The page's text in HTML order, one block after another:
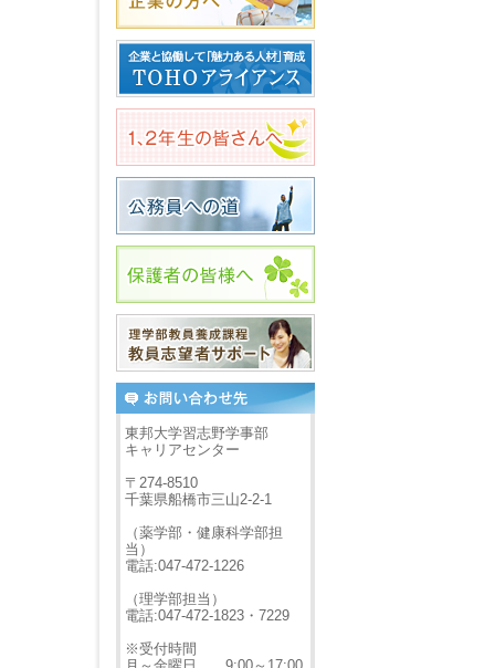
東邦大学習志野学事部
キャリアセンター
〒274-8510
千葉県船橋市三山2-2-1
（薬学部・健康科学部担
当）
電話:047-472-1226
（理学部担当）
電話:047-472-1823・7229
※受付時間